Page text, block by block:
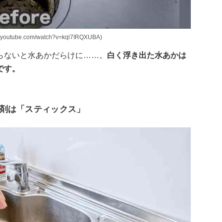
watch?v=kql7IRQXUBA)
ないと水あかだらけに……。 白く浮き出た水あかは
。
は「スティックス」